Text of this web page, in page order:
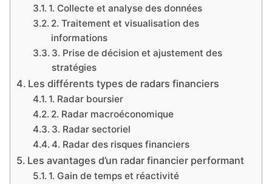
1. Collecte et analyse des données
2. Traitement et visualisation des
informations
3. Prise de décision et ajustement des
stratégies
Les différents types de radars financiers
1. Radar boursier
2. Radar macroéconomique
3. Radar sectoriel
4. Radar des risques financiers
Les avantages d’un radar financier performant
1. Gain de temps et réactivité